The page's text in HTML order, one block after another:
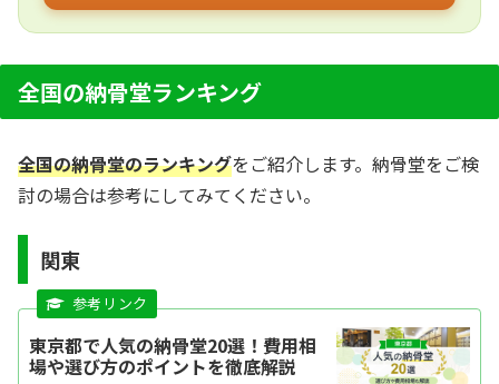
全国の納骨堂ランキング
全国の納骨堂のランキングをご紹介します。納骨堂をご検
討の場合は参考にしてみてください。
関東
東京都で人気の納骨堂20選！費用相
場や選び方のポイントを徹底解説